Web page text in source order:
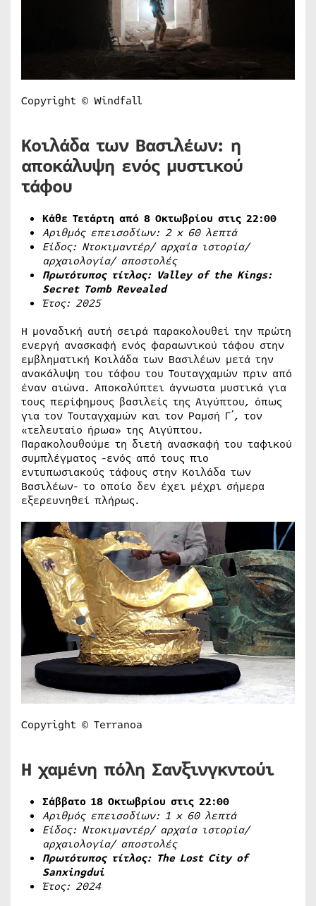
Copyright © Windfall
Κοιλάδα των Βασιλέων: η
αποκάλυψη ενός μυστικού
τάφου
Κάθε Τετάρτη από 8 Οκτωβρίου στις 22:00
Αριθμός επεισοδίων: 2 x60 λεπτά
Είδος: Ντοκιμαντέρ/ αρχαία ιστορία/
αρχαιολογία/ αποστολές
Πρωτότυπος τίτλος: Valley of the Kings:
Secret Tomb Revealed
Έτος: 2025
Η μοναδική αυτή σειρά παρακολουθεί την πρώτη
ενεργή ανασκαφή ενός φαραωνικού τάφου στην
εμβληματική Κοιλάδα των Βασιλέων μετά την
ανακάλυψη του τάφου του Τουταγχαμών πριν από
έναν αιώνα. Αποκαλύπτει άγνωστα μυστικά για
τους περίφημους βασιλείς της Αιγύπτου, όπως
για τον Τουταγχαμών και τον Ραμσή Γ΄, τον
«τελευταίο ήρωα» της Αιγύπτου.
Παρακολουθούμε τη διετή ανασκαφή του ταφικού
συμπλέγματος -ενός από τους πιο
εντυπωσιακούς τάφους στην Κοιλάδα των
Βασιλέων- το οποίο δεν έχει μέχρι σήμερα
εξερευνηθεί πλήρως.
Copyright © Terranoa
Η χαμένη πόλη Σανξινγκντούι
Σάββατο 18 Οκτωβρίου στις 22:00
Αριθμός επεισοδίων: 1 x60 λεπτά
Είδος: Ντοκιμαντέρ/ αρχαία ιστορία/
αρχαιολογία/ αποστολές
Πρωτότυπος τίτλος: The Lost City of
Sanxingdui
Έτος: 2024